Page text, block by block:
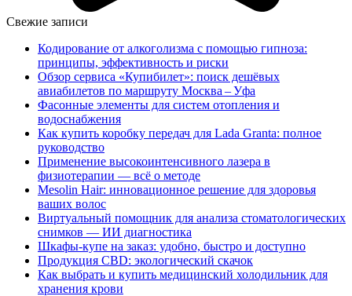
Свежие записи
Кодирование от алкоголизма с помощью гипноза:
принципы, эффективность и риски
Обзор сервиса «Купибилет»: поиск дешёвых
авиабилетов по маршруту Москва – Уфа
Фасонные элементы для систем отопления и
водоснабжения
Как купить коробку передач для Lada Granta: полное
руководство
Применение высокоинтенсивного лазера в
физиотерапии — всё о методе
Mesolin Hair: инновационное решение для здоровья
ваших волос
Виртуальный помощник для анализа стоматологических
снимков — ИИ диагностика
Шкафы-купе на заказ: удобно, быстро и доступно
Продукция CBD: экологический скачок
Как выбрать и купить медицинский холодильник для
хранения крови